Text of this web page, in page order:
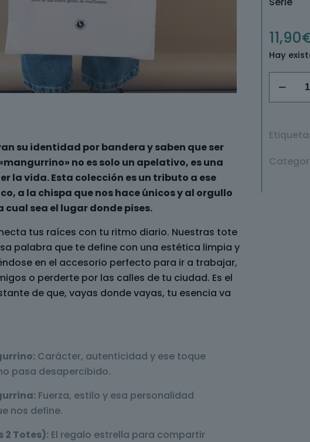
su identidad por bandera y saben que ser
no es solo un apelativo, es una
la vida. Esta colección es un tributo a ese
a la chispa que nos hace únicos y al orgullo
cual sea el lugar donde pises.
tus raíces con tu ritmo diario. Nuestras tote
palabra que te define con una estética limpia y
en el accesorio perfecto para ir a trabajar,
o perderte por las calles de tu ciudad. Es el
de que, vayas donde vayas, tu esencia va
Carácter, autenticidad y ese toque
pasa desapercibido.
Fuerza, estilo y esa personalidad
nos define.
2 Totes): El regalo estrella para compartir
11,90
Hay